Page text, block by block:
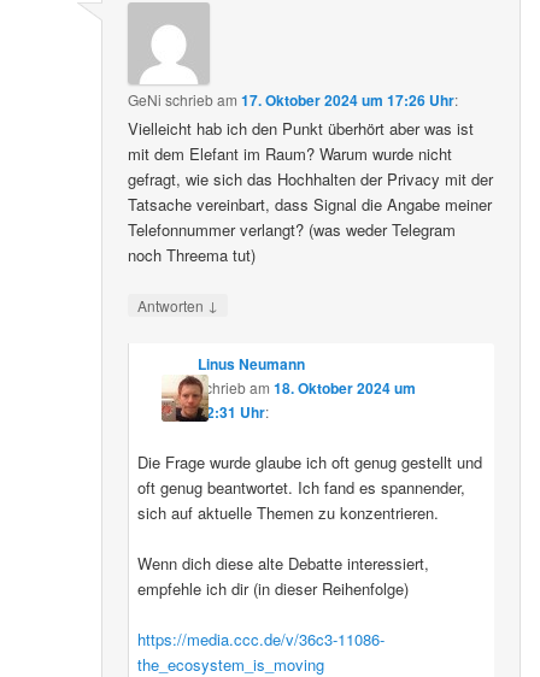
GeNi schriebam17. Oktober 2024 um 17:26 Uhr:
Vielleicht hab ich den Punkt überhört aber was ist
mit dem Elefant im Raum? Warum wurde nicht
gefragt, wie sich das Hochhalten der Privacy mit der
Tatsache vereinbart, dass Signal die Angabe meiner
Telefonnummer verlangt? (was weder Telegram
noch Threema tut)
Antworten ↓
Linus Neumann
schriebam 18. Oktober 2024 um
12:31 Uhr:
Die Frage wurde glaube ich oft genug gestellt und
oft genug beantwortet. Ich fand es spannender,
sich auf aktuelle Themen zu konzentrieren.
Wenn dich diese alte Debatte interessiert,
empfehle ich dir (in dieser Reihenfolge)
https://media.ccc.de/v/36c3-11086-
the_ecosystem_is_moving